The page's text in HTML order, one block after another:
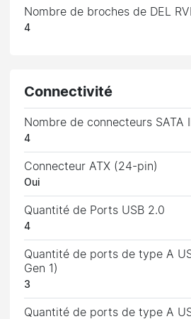
Nombre de broches de DEL
4
Connectivité
Nombre de connecteurs SATA III
4
Connecteur ATX (24-pin)
Oui
Quantité de Ports USB 2.0
4
Quantité de ports de type A
Gen 1)
3
Quantité de ports de type A